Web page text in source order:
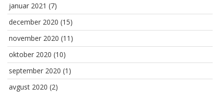
januar 2021 (7)
december 2020 (15)
november 2020 (11)
oktober 2020 (10)
september 2020 (1)
avgust 2020 (2)